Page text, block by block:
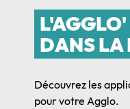
L'AGGLO'
DANS LA
Découvrez les
pour votre Agglo.